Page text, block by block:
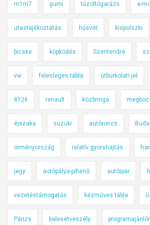
m1m7 gumi tűzoltógarázs e-
utastájékoztatás húsvét kispolszki
bicske köpködés Szentendre
vw felesleges tábla útburkolati jel
8126 renault közbringa
éjszaka suzuki autóroncs
örményország relatív gyorshajtás
jegy autópálya-pihenő autóipar
vezetéstámogatás kézműves tábla
Párizs balesetveszély